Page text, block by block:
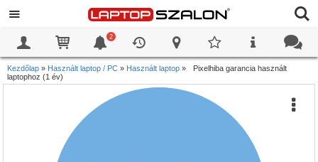
2
Kezdőlap » Használt laptop / PC » Használt laptop »
Pixelhiba garancia használt
laptophoz (1 év)
0
0